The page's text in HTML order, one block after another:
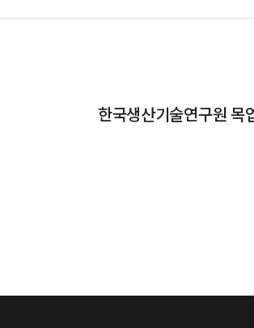
한국생산기술연구원 목